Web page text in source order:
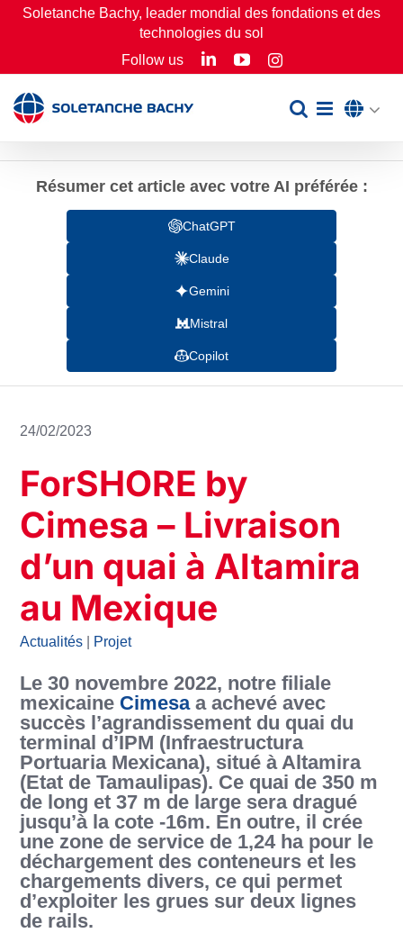
Passer
Soletanche Bachy, leader mondial des fondations et des
technologies du sol
Follow us
LinkedInYouTubeInstagram
Résumer cet article avec votre AI préférée :
ChatGPT
Claude
Gemini
Mistral
Copilot
24/02/2023
ForSHORE by
Cimesa – Livraison
d’un quai à Altamira
au Mexique
Actualités Projet
Le 30 novembre 2022, notre filiale
mexicaine Cimesaa achevé avec
succès l’agrandissement du quai du
terminal d’IPM (Infraestructura
Portuaria Mexicana), situé à Altamira
(Etat de Tamaulipas). Ce quai de 350 m
de long et 37 m de large sera dragué
jusqu’à la cote -16m. En outre, il crée
une zone de service de 1,24 ha pour le
déchargement des conteneurs et les
chargements divers, ce qui permet
d’exploiter les grues sur deux lignes
de rails.